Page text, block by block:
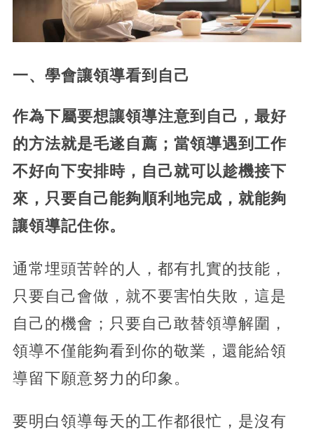
一、學會讓領導看到自己
作為下屬要想讓領導注意到自己，最好
的方法就是毛遂自薦；當領導遇到工作
不好向下安排時，自己就可以趁機接下
來，只要自己能夠順利地完成，就能夠
讓領導記住你。
通常埋頭苦幹的人，都有扎實的技能，
只要自己會做，就不要害怕失敗，這是
自己的機會；只要自己敢替領導解圍，
領導不僅能夠看到你的敬業，還能給領
導留下願意努力的印象。
要明白領導每天的工作都很忙，是沒有